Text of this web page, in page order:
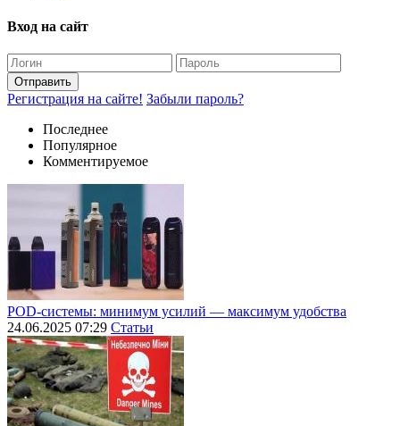
Вход на сайт
Отправить
Регистрация на сайте! Забыли пароль?
Последнее
Популярное
Комментируемое
POD-системы: минимум усилий — максимум удобства
24.06.2025 07:29 Статьи